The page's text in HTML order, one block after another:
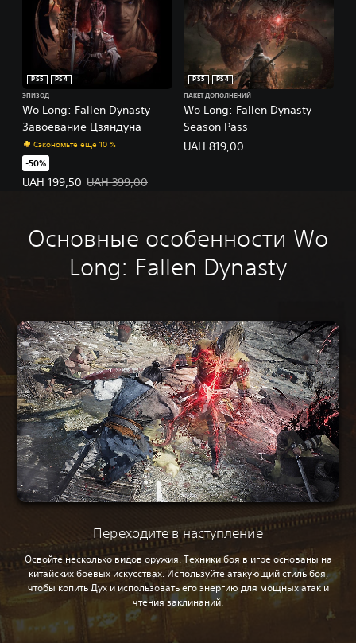
Wo Long: Fallen Dynasty
Завоевание Цзяндуна
PS5
PS4
ЭПИЗОД
Сэкономьте еще 10 %
-50%
UAH 199,50
Цена предложения: UAH 199,50. Исходная цена: UAH 399,00.
UAH 399,00
Wo Long: Fallen Dynasty
Season Pass
PS5
PS4
ПАКЕТ ДОПОЛНЕНИЙ
UAH 819,00
Основные особенности Wo
Long: Fallen Dynasty
Переходите в наступление
Освойте несколько видов оружия. Техники боя в игре основаны на
китайских боевых искусствах. Используйте атакующий стиль боя,
чтобы копить Дух и использовать его энергию для мощных атак и
чтения заклинаний.